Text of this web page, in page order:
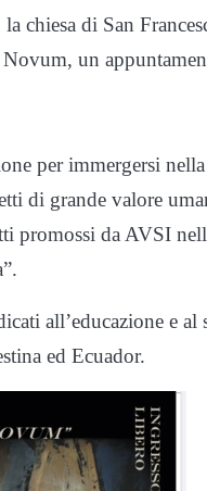
chiesa di San
un
per immergersi
di grande valore
promossi da AVSI
all’educazione e
ed Ecuador.